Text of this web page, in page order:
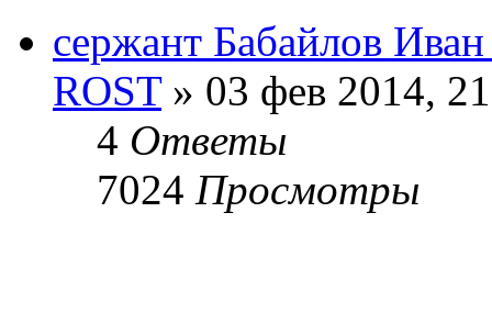
сержант Бабайлов
ROST» 03 фев 2014,
4 Ответы
7024 Просмотры